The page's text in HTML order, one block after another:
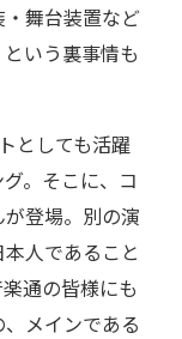
舞台装置など
いう裏事情も
としても活躍
。そこに、コ
登場。別の演
人であること
通の皆様にも
メインである